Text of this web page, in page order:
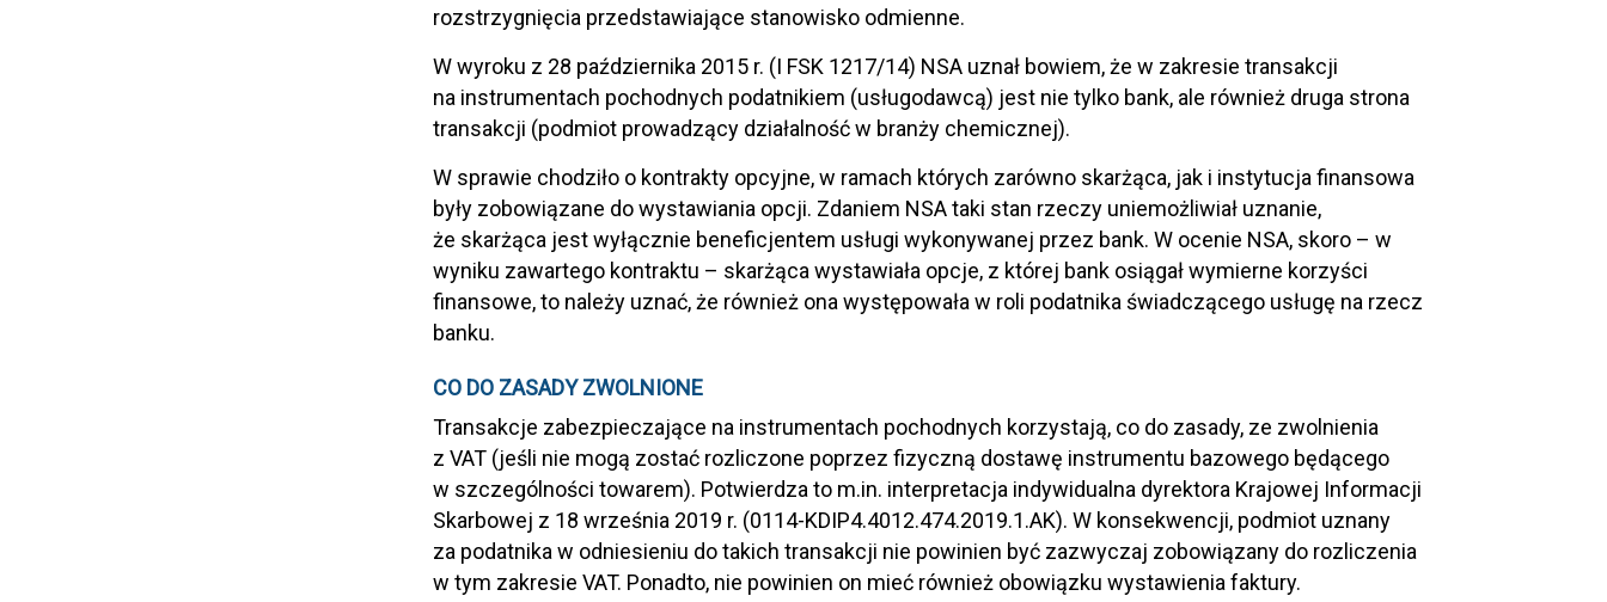
rozstrzygnięcia przedstawiające stanowisko odmienne.
W wyroku z 28 października 2015 r. (I FSK 1217/14) NSA uznał bowiem, że w zakresie transakcji
na instrumentach pochodnych podatnikiem (usługodawcą) jest nie tylko bank, ale również druga strona
transakcji (podmiot prowadzący działalność w branży chemicznej).
W sprawie chodziło o kontrakty opcyjne, w ramach których zarówno skarżąca, jak i instytucja finansowa
były zobowiązane do wystawiania opcji. Zdaniem NSA taki stan rzeczy uniemożliwiał uznanie,
że skarżąca jest wyłącznie beneficjentem usługi wykonywanej przez bank. W ocenie NSA, skoro – w
wyniku zawartego kontraktu – skarżąca wystawiała opcje, z której bank osiągał wymierne korzyści
finansowe, to należy uznać, że również ona występowała w roli podatnika świadczącego usługę na rzecz
banku.
CO DO ZASADY ZWOLNIONE
Transakcje zabezpieczające na instrumentach pochodnych korzystają, co do zasady, ze zwolnienia
z VAT (jeśli nie mogą zostać rozliczone poprzez fizyczną dostawę instrumentu bazowego będącego
w szczególności towarem). Potwierdza to m.in. interpretacja indywidualna dyrektora Krajowej Informacji
Skarbowej z 18 września 2019 r. (0114-KDIP4.4012.474.2019.1.AK). W konsekwencji, podmiot uznany
za podatnika w odniesieniu do takich transakcji nie powinien być zazwyczaj zobowiązany do rozliczenia
w tym zakresie VAT. Ponadto, nie powinien on mieć również obowiązku wystawienia faktury.